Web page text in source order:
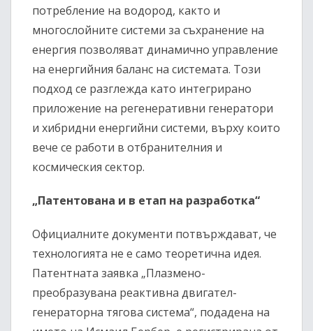
потребление на водород, както и
многослойните системи за съхранение на
енергия позволяват динамично управление
на енергийния баланс на системата. Този
подход се разглежда като интегрирано
приложение на регенеративни генератори
и хибридни енергийни системи, върху които
вече се работи в отбранителния и
космическия сектор.
„Патентована и в етап на разработка“
Официалните документи потвърждават, че
технологията не е само теоретична идея.
Патентната заявка „Плазмено-
преобразувана реактивна двигател-
генераторна тяговa система“, подадена на